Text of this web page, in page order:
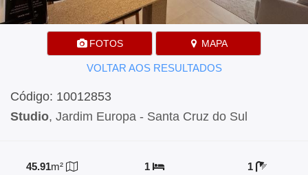
FOTOS MAPA
VOLTAR AOS RESULTADOS
Código: 10012853
Studio, Jardim Europa - Santa Cruz do Sul
45.91m²
1
1